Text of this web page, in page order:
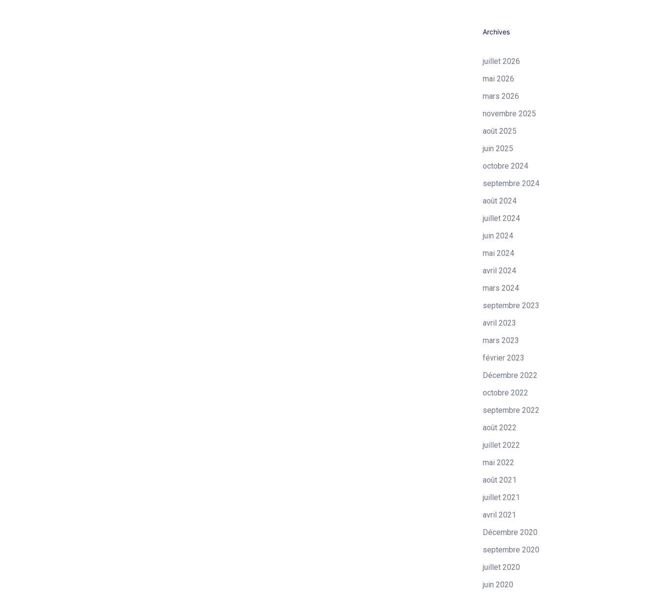
Archives
juillet 2026
mai 2026
mars 2026
novembre 2025
août 2025
juin 2025
octobre 2024
septembre 2024
août 2024
juillet 2024
juin 2024
mai 2024
avril 2024
mars 2024
septembre 2023
avril 2023
mars 2023
février 2023
Décembre 2022
octobre 2022
septembre 2022
août 2022
juillet 2022
mai 2022
août 2021
juillet 2021
avril 2021
Décembre 2020
septembre 2020
juillet 2020
juin 2020